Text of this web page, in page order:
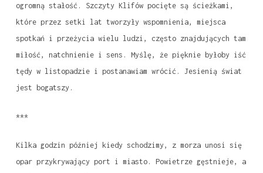
ogromną stałość. Szczyty Klifów pocięte są ścieżkami,
które przez setki lat tworzyły wspomnienia, miejsca
spotkań i przeżycia wielu ludzi, często znajdujących tam
miłość, natchnienie i sens. Myślę, że pięknie byłoby iść
tędy w listopadzie i postanawiam wrócić. Jesienią świat
jest bogatszy.
***
Kilka godzin później kiedy schodzimy, z morza unosi się
opar przykrywający port i miasto. Powietrze gęstnieje, a